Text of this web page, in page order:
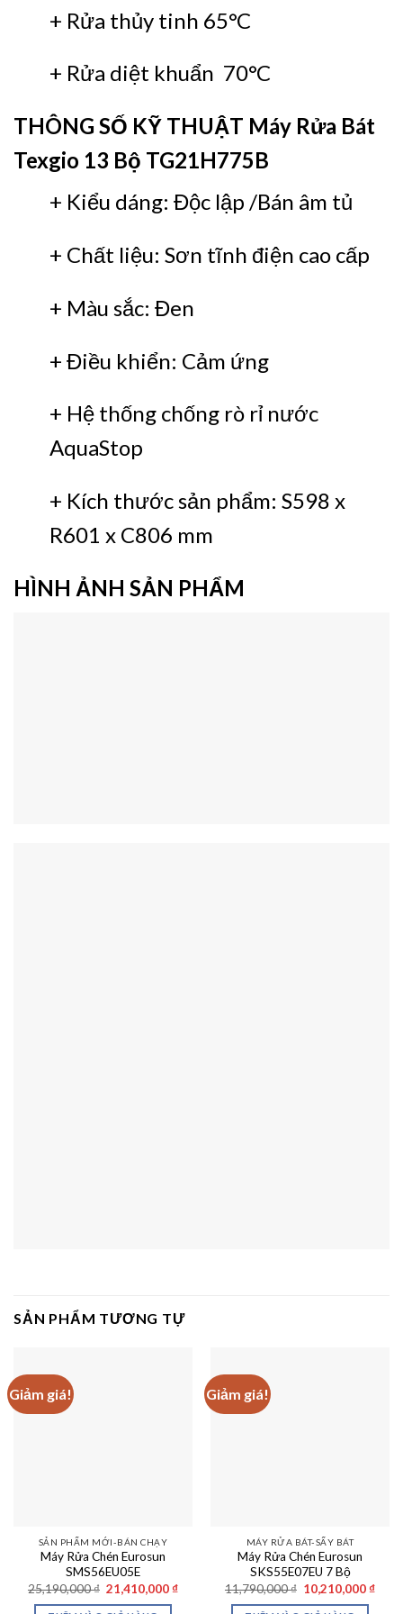
+ Rửa thủy tinh 65°C
+ Rửa diệt khuẩn 70°C
THÔNG SỐ KỸ THUẬT Máy Rửa Bát
Texgio 13 Bộ TG21H775B
+ Kiểu dáng: Độc lập /Bán âm tủ
+ Chất liệu: Sơn tĩnh điện cao cấp
+ Màu sắc: Đen
+ Điều khiển: Cảm ứng
+ Hệ thống chống rò rỉ nước
AquaStop
+ Kích thước sản phẩm: S598 x
R601 x C806 mm
HÌNH ẢNH SẢN PHẨM
SẢN PHẨM TƯƠNG TỰ
Giảm giá!
SẢN PHẨM MỚI-BÁN CHẠY
Máy Rửa Chén Eurosun
SMS56EU05E
25,190,000₫ Giá
gốc
là:
21,410,000 ₫Giá
Giảm giá!
MÁY RỬA BÁT-SẤY BÁT
Máy Rửa Chén Eurosun
SKS55E07EU 7 Bộ
11,790,000₫ Giá
gốc
là:
10,210,000 ₫Giá